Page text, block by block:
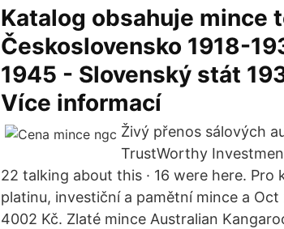
Katalog obsahuje mince
Československo 1918-
1945 - Slovenský stát
Více informací
Živý přenos sálových
TrustWorthy
22 talking about this · 16 were here.
platinu, investiční a pamětní mince a
4002 Kč. Zlaté mince Australian